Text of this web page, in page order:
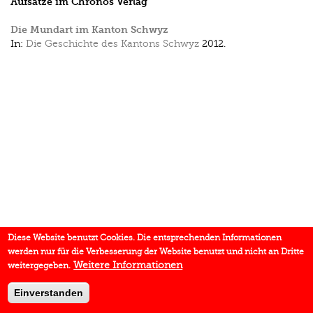
Die Mundart im Kanton Schwyz
In: Die Geschichte des Kantons Schwyz 2012.
Diese Website benutzt Cookies. Die entsprechenden Informationen
werden nur für die Verbesserung der Website benutzt und nicht an Dritte
weitergegeben. Weitere Informationen
Einverstanden